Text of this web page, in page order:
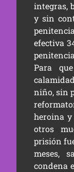
integras,
y sin
efectiva
Para
niño, sin
heroina y
otros
prisión
meses,
condena